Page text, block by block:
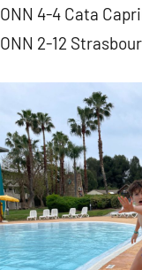
ONN 4-4 Cata
ONN 2-12